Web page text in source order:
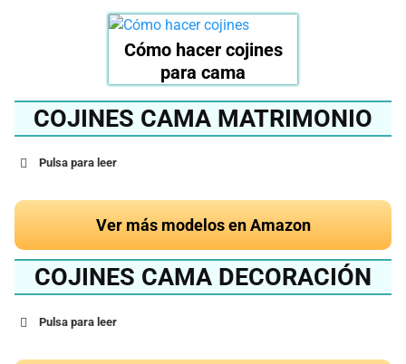
Cómo hacer cojines
para cama
COJINES CAMA MATRIMONIO
Pulsa para leer
Ver más modelos en Amazon
COJINES CAMA DECORACIÓN
Pulsa para leer